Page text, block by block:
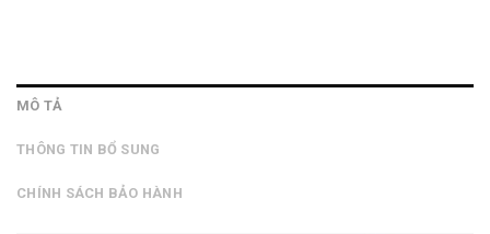
MÔ TẢ
THÔNG TIN BỔ SUNG
CHÍNH SÁCH BẢO HÀNH